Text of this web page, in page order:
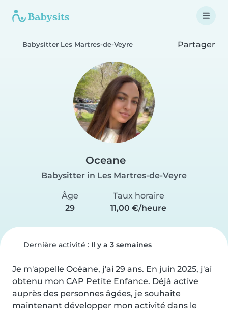
Babysitter Les Martres-de-Veyre Partager
Oceane
Babysitter in Les Martres-de-Veyre
Âge
29
Taux horaire
11,00 €/heure
Dernière activité : Il y a 3 semaines
Je m'appelle Océane, j'ai 29 ans. En juin 2025, j'ai
obtenu mon CAP Petite Enfance. Déjà active
auprès des personnes âgées, je souhaite
maintenant développer mon activité dans le